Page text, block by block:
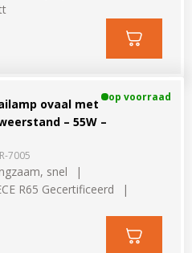
ovaal met
– 55W –
7005
op voorraad
snel
R65 Gecertificeerd